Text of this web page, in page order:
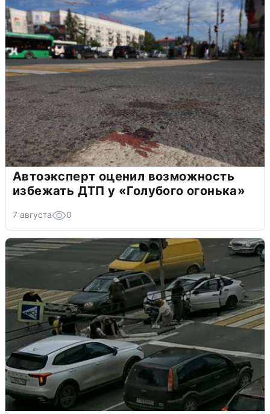
Автоэксперт оценил возможность
избежать ДТП у «Голубого огонька»
7 августа 0